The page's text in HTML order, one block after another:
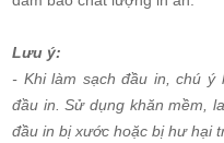
Lưu ý:
- Khi làm sạch đầu in, chú ý
đầu in. Sử dụng khăn mềm,
đầu in bị xước hoặc bị hư hại